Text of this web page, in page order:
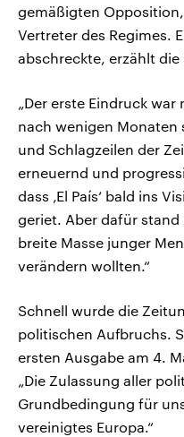
gemäßigten
Vertreter des Regimes.
abschreckte, erzählt
„Der erste Eindruck
nach wenigen Monaten
und Schlagzeilen der
erneuernd und
dass ‚El País‘ bald ins
geriet. Aber dafür
breite Masse junger
verändern wollten.“
Schnell wurde die
politischen Aufbruchs.
ersten Ausgabe am 4.
„Die Zulassung aller
Grundbedingung für
vereinigtes Europa.“